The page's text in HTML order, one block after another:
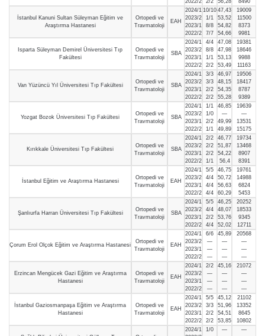
İstanbul Kanuni Sultan Süleyman Eğitim ve
Araştırma Hastanesi
Ortopedi ve
Travmatoloji
EAH
2024/1
2023/2
2023/1
2022/2
10/10
1/1
8/8
7/7
47,43
53,52
54,82
54,66
19009
11500
8373
9981
Isparta Süleyman Demirel Üniversitesi Tıp
Fakültesi
Ortopedi ve
Travmatoloji
SBA
2024/1
2023/2
2023/1
2022/2
4/4
8/8
1/1
2/2
47,08
47,98
53,13
53,49
19381
18646
9988
11163
Van Yüzüncü Yıl Üniversitesi Tıp Fakültesi
Ortopedi ve
Travmatoloji
SBA
2024/1
2023/2
2023/1
2022/2
3/3
3/3
2/2
2/2
46,97
48,15
54,35
55,28
19506
18417
8787
9389
Yozgat Bozok Üniversitesi Tıp Fakültesi
Ortopedi ve
Travmatoloji
SBA
2024/1
2023/2
2023/1
2022/2
1/1
1/0
2/2
1/1
46,85
—
49,99
49,89
19639
—
13531
15175
Kırıkkale Üniversitesi Tıp Fakültesi
Ortopedi ve
Travmatoloji
SBA
2024/1
2023/2
2023/1
2022/2
2/2
2/2
2/2
1/1
46,77
51,87
54,22
56,4
19734
13468
8907
8391
İstanbul Eğitim ve Araştırma Hastanesi
Ortopedi ve
Travmatoloji
EAH
2024/1
2023/2
2023/1
2022/2
5/5
4/4
4/4
4/4
46,75
50,72
56,63
60,29
19761
14988
6824
5453
Şanlıurfa Harran Üniversitesi Tıp Fakültesi
Ortopedi ve
Travmatoloji
SBA
2024/1
2023/2
2023/1
2022/2
5/5
4/4
2/2
4/4
46,25
48,07
53,76
52,02
20252
18533
9345
12711
Çorum Erol Olçok Eğitim ve Araştırma Hastanesi
Ortopedi ve
Travmatoloji
EAH
2024/1
2023/2
2023/1
2022/2
6/6
—
—
—
45,89
—
—
—
20568
—
—
—
Erzincan Mengücek Gazi Eğitim ve Araştırma
Hastanesi
Ortopedi ve
Travmatoloji
EAH
2024/1
2023/2
2023/1
2022/2
2/2
—
—
—
45,16
—
—
—
21072
—
—
—
İstanbul Gaziosmanpaşa Eğitim ve Araştırma
Hastanesi
Ortopedi ve
Travmatoloji
EAH
2024/1
2023/2
2023/1
2022/2
5/5
3/3
2/2
2/2
45,12
51,96
54,51
53,85
21102
13352
8645
10802
2024/1
1/0
—
—